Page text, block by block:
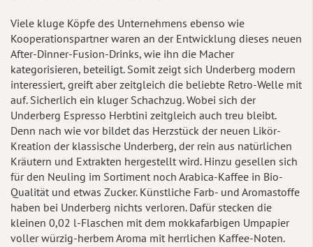
Viele kluge Köpfe des Unternehmens ebenso wie
Kooperationspartner waren an der Entwicklung dieses neuen
After-Dinner-Fusion-Drinks, wie ihn die Macher
kategorisieren, beteiligt. Somit zeigt sich Underberg modern
interessiert, greift aber zeitgleich die beliebte Retro-Welle mit
auf. Sicherlich ein kluger Schachzug. Wobei sich der
Underberg Espresso Herbtini zeitgleich auch treu bleibt.
Denn nach wie vor bildet das Herzstück der neuen Likör-
Kreation der klassische Underberg, der rein aus natürlichen
Kräutern und Extrakten hergestellt wird. Hinzu gesellen sich
für den Neuling im Sortiment noch Arabica-Kaffee in Bio-
Qualität und etwas Zucker. Künstliche Farb- und Aromastoffe
haben bei Underberg nichts verloren. Dafür stecken die
kleinen 0,02 l-Flaschen mit dem mokkafarbigen Umpapier
voller würzig-herbem Aroma mit herrlichen Kaffee-Noten.